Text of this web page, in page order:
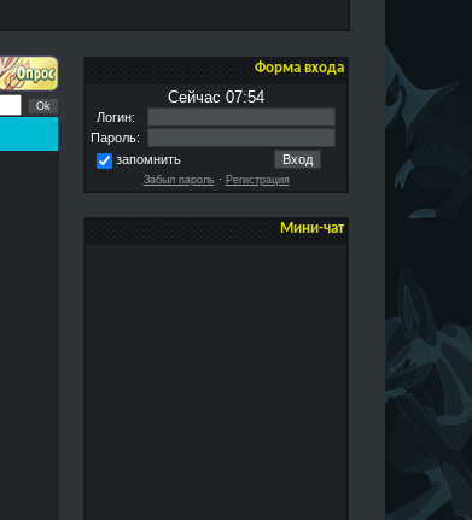
Форма входа
Сейчас 07:54
Логин:
Пароль:
запомнить
Забыл пароль· Регистрация
Мини-чат